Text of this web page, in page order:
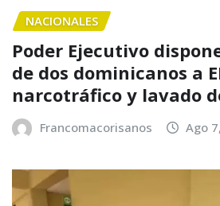
NACIONALES
Poder Ejecutivo
de dos dominicanos a
narcotráfico y lavado
Francomacorisanos Ago